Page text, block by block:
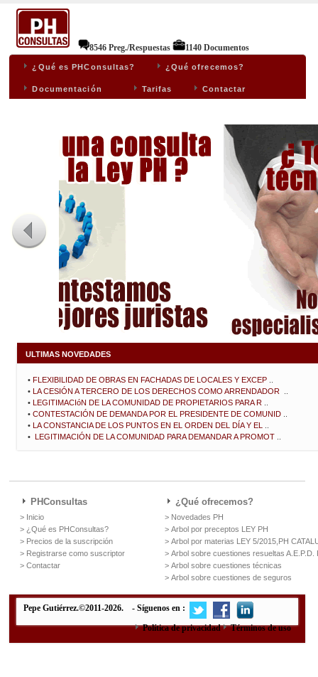
8546 Preg./Respuestas 1140 Documentos
¿Qué es PHConsultas? ¿Qué ofrecemos?
Documentación Tarifas Contactar
ULTIMAS NOVEDADES
•FLEXIBILIDAD DE OBRAS EN FACHADAS DE LOCALES Y EXCEP
•LA CESIÓN A TERCERO DE LOS DERECHOS COMO ARRENDADOR
•LEGITIMACIóN DE LA COMUNIDAD DE PROPIETARIOS PARA R
•CONTESTACIÓN DE DEMANDA POR EL PRESIDENTE DE COMUNID
•LA CONSTANCIA DE LOS PUNTOS EN EL ORDEN DEL DÍA Y EL
• LEGITIMACIÓN DE LA COMUNIDAD PARA DEMANDAR A PROMOT
PHConsultas
> Inicio
> ¿Qué es PHConsultas?
> Precios de la suscripción
> Registrarse como suscriptor
> Contactar
¿Qué ofrecemos?
> Novedades PH
> Arbol por preceptos LEY PH
> Arbol por materias LEY 5/2015,PH
> Arbol sobre cuestiones resueltas A.E.P.D.
> Arbol sobre cuestiones técnicas
> Arbol sobre cuestiones de seguros
Pepe Gutiérrez.©2011-2026. - Síguenos en :
Términos de uso
Política de privacidad